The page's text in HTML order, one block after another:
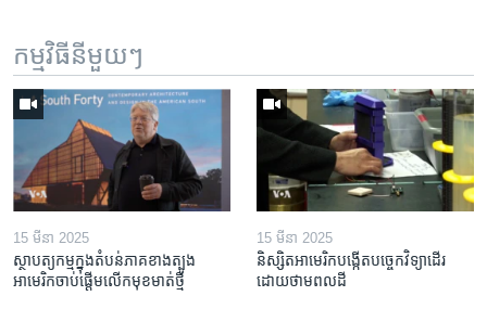
កម្មវិធី​នីមួយៗ
15 មីនា 2025
ស្ថាបត្យកម្ម​ក្នុង​តំបន់​ភាគ​ខាង​ត្បូង​
អាមេរិក​ចាប់ផ្តើម​លើក​មុខមាត់​ថ្មី
15 មីនា 2025
និស្សិត​អាមេរិក​បង្កើត​បច្ចេកវិទ្យា​ដើរ​
ដោយ​ថាមពល​ដី